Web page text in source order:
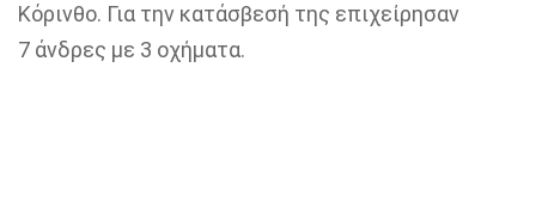
Κόρινθο. Για την κατάσβεσή της επιχείρησαν
7 άνδρες με 3 οχήματα.